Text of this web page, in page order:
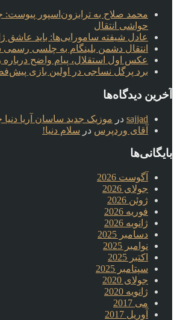
محمد صلاح به ترابزون‌اسپور پیوست:
حواشی انتقال
عادل شیفته سامورایی‌ها: باید عاشق
انتقال دشمن بلینگام به چلسی
عکس اول استقلال، پیام واضح درباره
برد پرگل نساجی در اولین بازی
آخرین دیدگاه‌ها
sajjad در موزیک جدید ساسان آریا
آقای وردپرس در سلام دنیا!
بایگانی‌ها
آگوست 2026
جولای 2026
ژوئن 2026
فوریه 2026
ژانویه 2026
دسامبر 2025
نوامبر 2025
اکتبر 2025
سپتامبر 2025
جولای 2020
ژانویه 2020
می 2017
آوریل 2017